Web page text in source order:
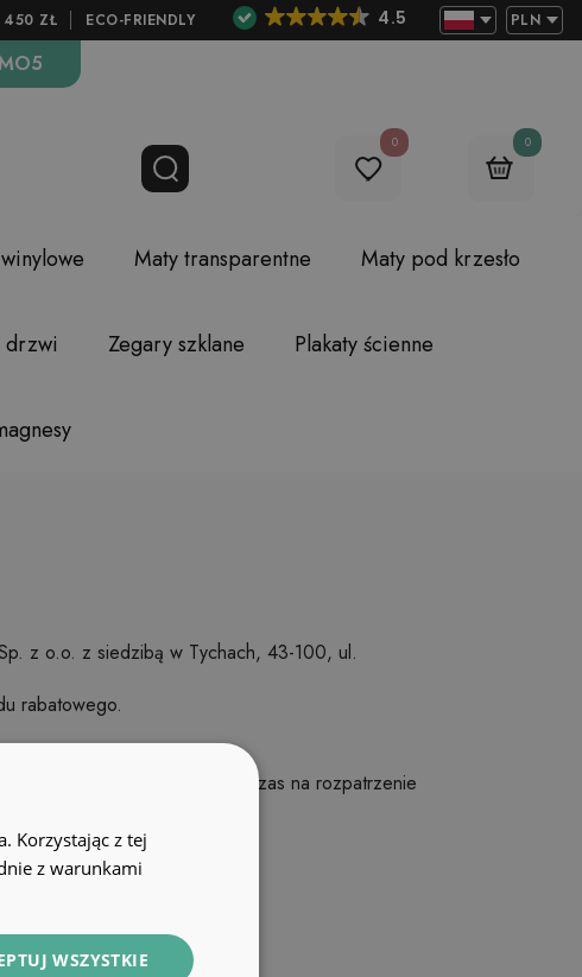
450 ZŁ ECO-FRIENDLY 4.5 PLN
0 0
Maty transparentne Maty pod krzesło
drzwi Zegary szklane Plakaty ścienne
z o.o. z siedzibą w Tychach, 43-100, ul.
rabatowego.
adres
. Czas na rozpatrzenie
Korzystając z tej
z warunkami
WSZYSTKIE